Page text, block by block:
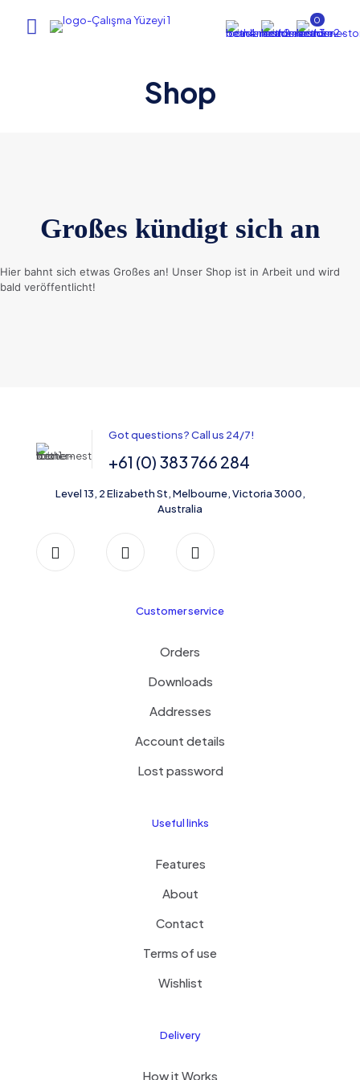
0
Shop
Großes kündigt sich an
Hier bahnt sich etwas Großes an! Unser Shop ist in Arbeit und wird
bald veröffentlicht!
Got questions? Call us 24/7!
+61 (0) 383 766 284
Level 13, 2 Elizabeth St, Melbourne, Victoria 3000,
Australia
Customer service
Orders
Downloads
Addresses
Account details
Lost password
Useful links
Features
About
Contact
Terms of use
Wishlist
Delivery
How it Works